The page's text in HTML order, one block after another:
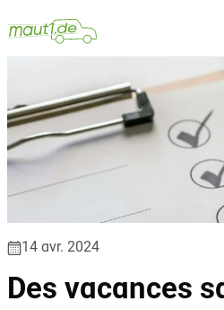
14 avr. 2024
Des vacances